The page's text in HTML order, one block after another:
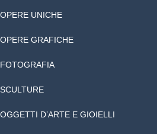
OPERE UNICHE
OPERE GRAFICHE
FOTOGRAFIA
SCULTURE
OGGETTI D’ARTE E GIOIELLI